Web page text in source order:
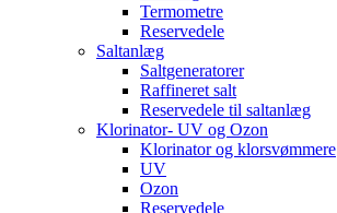
Termometre
Reservedele
Saltanlæg
Saltgeneratorer
Raffineret salt
Reservedele til saltanlæg
Klorinator- UV og Ozon
Klorinator og klorsvømmere
UV
Ozon
Reservedele